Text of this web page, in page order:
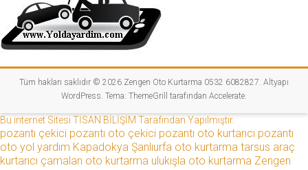
Tüm hakları saklıdır © 2026 Zengen Oto Kurtarma 0532 6082827. Altyapı
WordPress. Tema: ThemeGrill tarafından Accelerate.
Bu internet Sitesi TİSAN BİLİŞİM Tarafından Yapılmıştır.
pozantı çekici pozantı oto çekici pozantı oto kurtarıcı pozantı
oto yol yardım Kapadokya Şanlıurfa oto kurtarma tarsus araç
kurtarıcı çamalan oto kurtarma ulukışla oto kurtarma Zengen